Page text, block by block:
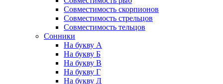
Совместимость скорпионов
Совместимость стрельцов
Совместимость тельцов
Сонники
На букву А
На букву Б
На букву В
На букву Г
На букву Д